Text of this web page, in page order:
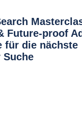
Future-proof
für die nächste
Suche